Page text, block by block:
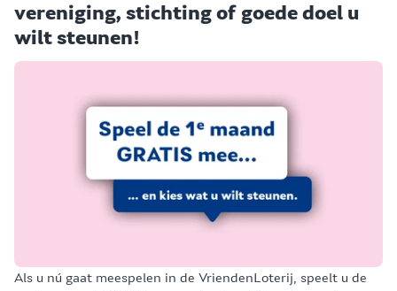
vereniging, stichting of goede doel u
wilt steunen!
Als u nú gaat meespelen in de VriendenLoterij, speelt u de